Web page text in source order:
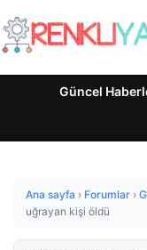
Güncel
Ana sayfa › Forumlar ›
uğrayan kişi öldü